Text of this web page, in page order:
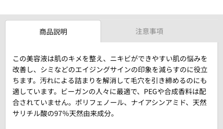
商品説明 注意事項
この美容液は肌のキメを整え、ニキビができやすい肌の悩みを
改善し、シミなどのエイジングサインの印象を減らすのに役立
ちます。汚れによる詰まりを解消して毛穴を引き締めるのにも
適しています。ビーガンの人々に最適で、PEGや合成香料は配
合されていません。ポリフェノール、ナイアシンアミド、天然
サリチル酸の97％天然由来成分。